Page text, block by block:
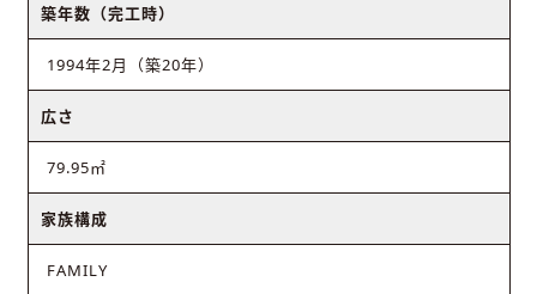
築年数（完工時）
1994年2月（築20年）
広さ
79.95㎡
家族構成
FAMILY